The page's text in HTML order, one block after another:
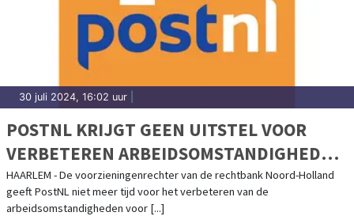
30 juli 2024, 16:02 uur
POSTNL KRIJGT GEEN UITSTEL VOOR
VERBETEREN ARBEIDSOMSTANDIGHEDEN
IN DISTRIBUTIECENTRA
HAARLEM - De voorzieningenrechter van de rechtbank Noord-Holland
geeft PostNL niet meer tijd voor het verbeteren van de
arbeidsomstandigheden voor [...]